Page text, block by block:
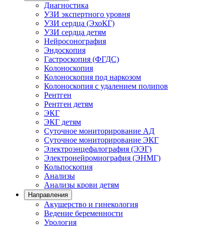
Диагностика
УЗИ экспертного уровня
УЗИ сердца (ЭхоКГ)
УЗИ сердца детям
Нейросонография
Эндоскопия
Гастроскопия (ФГДС)
Колоноскопия
Колоноскопия под наркозом
Колоноскопия с удалением полипов
Рентген
Рентген детям
ЭКГ
ЭКГ детям
Суточное мониторирование АД
Суточное мониторирование ЭКГ
Электроэнцефалография (ЭЭГ)
Электронейромиография (ЭНМГ)
Кольпоскопия
Анализы
Анализы крови детям
Направления
Акушерство и гинекология
Ведение беременности
Урология